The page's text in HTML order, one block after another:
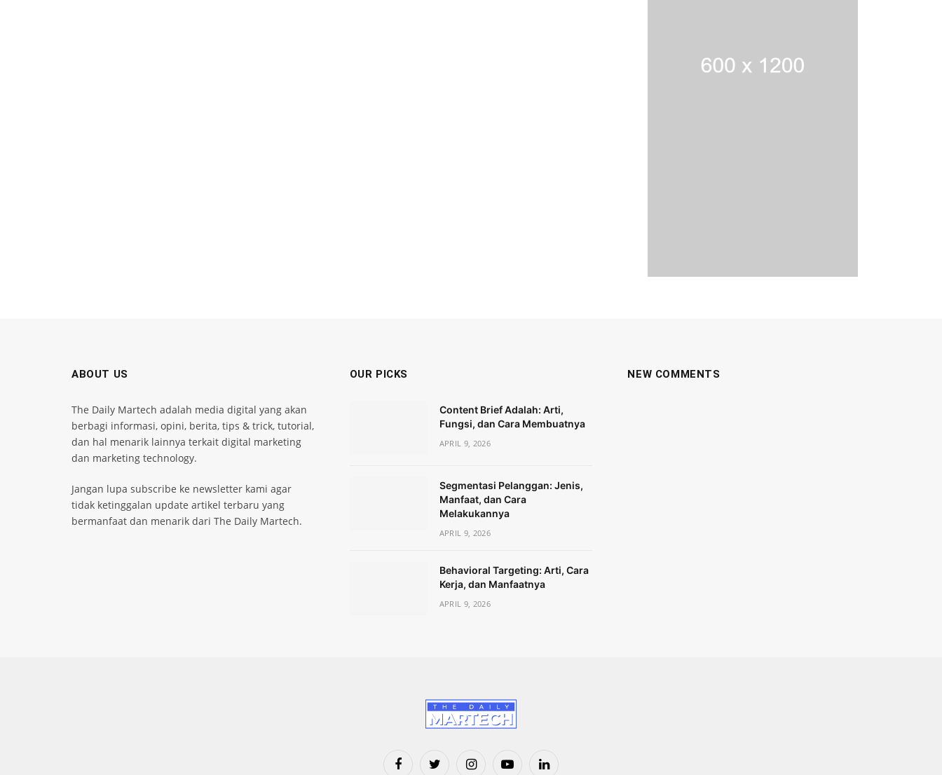
ABOUT US
The Daily Martech adalah media digital yang akan
berbagi informasi, opini, berita, tips & trick, tutorial,
dan hal menarik lainnya terkait digital marketing
dan marketing technology.
Jangan lupa subscribe ke newsletter kami agar
tidak ketinggalan update artikel terbaru yang
bermanfaat dan menarik dari The Daily Martech.
OUR PICKS
Content Brief Adalah: Arti,
Fungsi, dan Cara Membuatnya
APRIL 9, 2026
Segmentasi Pelanggan: Jenis,
Manfaat, dan Cara
Melakukannya
APRIL 9, 2026
Behavioral Targeting: Arti, Cara
Kerja, dan Manfaatnya
APRIL 9, 2026
NEW COMMENTS
FacebookTwitter InstagramYouTubeLinkedIn